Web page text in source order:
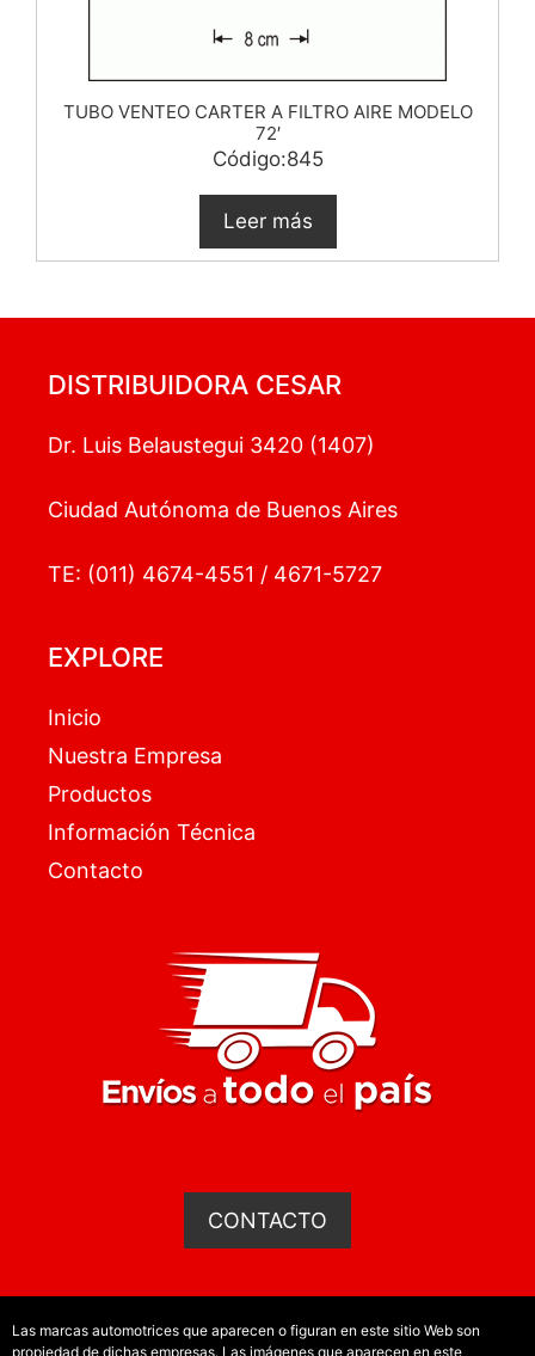
TUBO VENTEO CARTER A FILTRO AIRE MODELO
72′
Código:845
Leer más
DISTRIBUIDORA CESAR
Dr. Luis Belaustegui 3420 (1407)
Ciudad Autónoma de Buenos Aires
TE: (011) 4674-4551 / 4671-5727
EXPLORE
Inicio
Nuestra Empresa
Productos
Información Técnica
Contacto
CONTACTO
Las marcas automotrices que aparecen o figuran en este sitio Web son
propiedad de dichas empresas. Las imágenes que aparecen en este